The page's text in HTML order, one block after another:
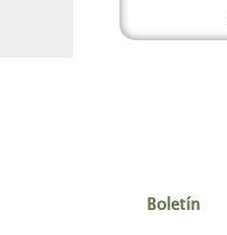
Boletín